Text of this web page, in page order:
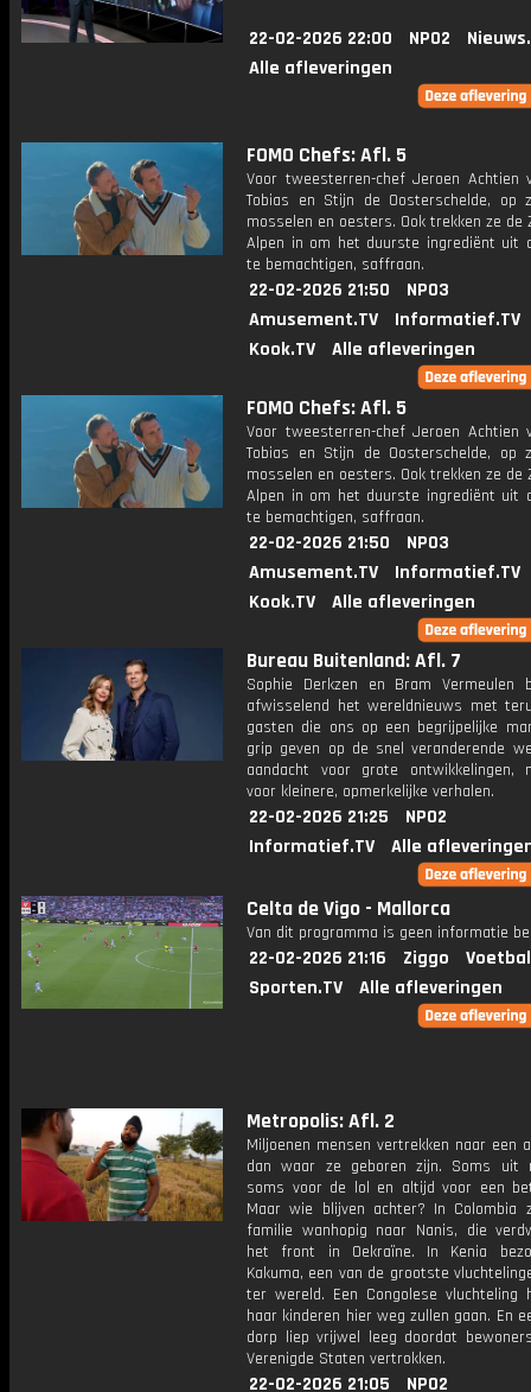
22-02-2026 22:00 NPO2
Alle afleveringen
FOMO Chefs: Afl. 5
Voor tweesterren-chef Jeroen Achtien
Tobias en Stijn de Oosterschelde, op
mosselen en oesters. Ook trekken ze de
Alpen in om het duurste ingrediënt uit
te bemachtigen, saffraan.
22-02-2026 21:50
NPO3
Amusement.TV
Informatief.TV
Kook.TV
Alle afleveringen
FOMO Chefs: Afl. 5
Voor tweesterren-chef Jeroen Achtien
Tobias en Stijn de Oosterschelde, op
mosselen en oesters. Ook trekken ze de
Alpen in om het duurste ingrediënt uit
te bemachtigen, saffraan.
22-02-2026 21:50
NPO3
Amusement.TV
Informatief.TV
Kook.TV
Alle afleveringen
Bureau Buitenland: Afl. 7
Sophie Derkzen en Bram Vermeulen
afwisselend het wereldnieuws met
gasten die ons op een begrijpelijke
grip geven op de snel veranderende
aandacht voor grote ontwikkelingen,
voor kleinere, opmerkelijke verhalen.
22-02-2026 21:25
NPO2
Informatief.TV
Alle
Celta de Vigo - Mallorca
Van dit programma is geen informatie
22-02-2026 21:16 Ziggo
Sporten.TV
Alle afleveringen
Metropolis: Afl. 2
Miljoenen mensen vertrekken naar een
dan waar ze geboren zijn. Soms uit
soms voor de lol en altijd voor een
Maar wie blijven achter? In Colombia
familie wanhopig naar Nanis, die
het front in Oekraïne. In Kenia
Kakuma, een van de grootste
ter wereld. Een Congolese vluchteling
haar kinderen hier weg zullen gaan. En
dorp liep vrijwel leeg doordat
Verenigde Staten vertrokken.
22-02-2026 21:05 NPO2